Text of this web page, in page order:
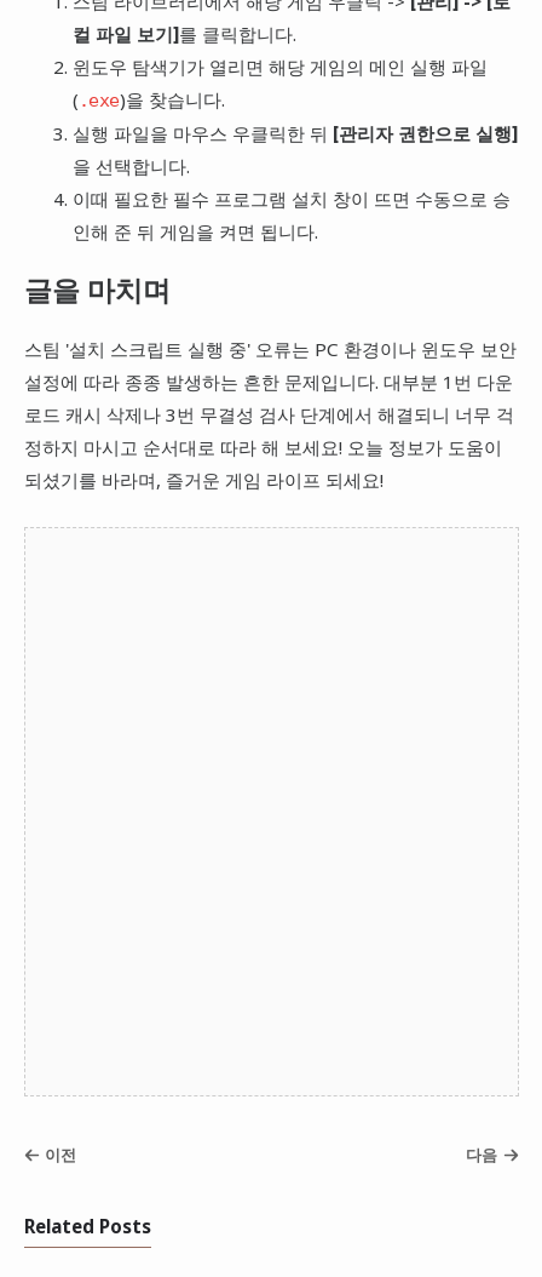
컬 파일 보기]를 클릭합니다.
윈도우 탐색기가 열리면 해당 게임의 메인 실행 파일
( .exe)을 찾습니다.
실행 파일을 마우스 우클릭한 뒤 [관리자 권한으로 실행]
을 선택합니다.
이때 필요한 필수 프로그램 설치 창이 뜨면 수동으로 승
인해 준 뒤 게임을 켜면 됩니다.
글을 마치며
스팀 '설치 스크립트 실행 중' 오류는 PC 환경이나 윈도우 보안
설정에 따라 종종 발생하는 흔한 문제입니다. 대부분 1번 다운
로드 캐시 삭제나 3번 무결성 검사 단계에서 해결되니 너무 걱
정하지 마시고 순서대로 따라 해 보세요! 오늘 정보가 도움이
되셨기를 바라며, 즐거운 게임 라이프 되세요!
이전 다음
Related Posts